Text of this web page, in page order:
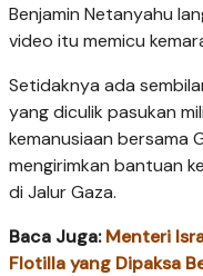
Benjamin Netanyahu
video itu memicu
Setidaknya ada
yang diculik pasukan
kemanusiaan bersama
mengirimkan bantuan
di Jalur Gaza.
Baca Juga:Menteri
Flotilla yang Dipaksa